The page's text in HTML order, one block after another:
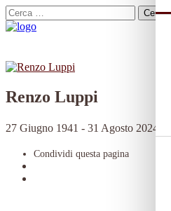
Cerca
per:
Renzo Luppi
27 Giugno 1941 - 31 Agosto 2024
Condividi questa pagina